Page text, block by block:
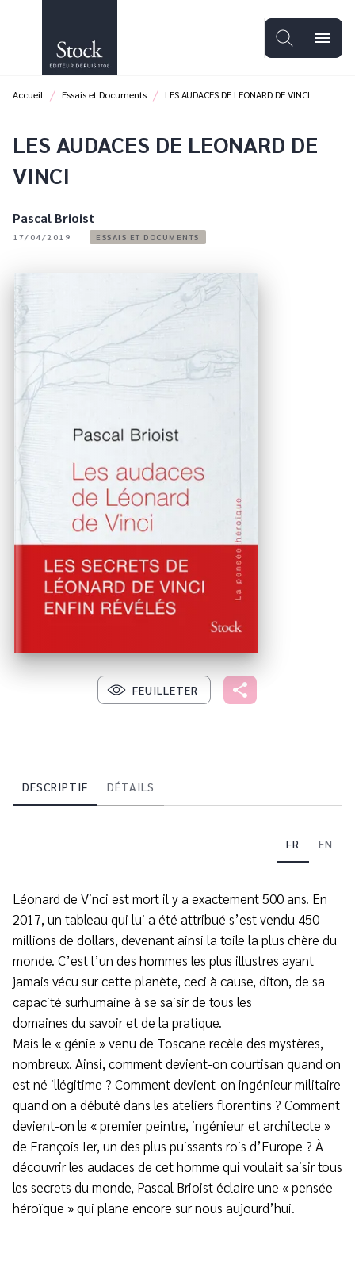
PIED DE PAGE
menu
Accueil / Essais et Documents / LES AUDACES DE LEONARD DE VINCI
LES AUDACES DE LEONARD DE
VINCI
Pascal Brioist
17/04/2019 ESSAIS ET DOCUMENTS
FEUILLETER
DESCRIPTIF DÉTAILS
FR EN
Léonard de Vinci est mort il y a exactement 500 ans. En
2017, un tableau qui lui a été attribué s’est vendu 450
millions de dollars, devenant ainsi la toile la plus chère du
monde. C’est l’un des hommes les plus illustres ayant
jamais vécu sur cette planète, ceci à cause, diton, de sa
capacité surhumaine à se saisir de tous les
domaines du savoir et de la pratique.
Mais le « génie » venu de Toscane recèle des mystères,
nombreux. Ainsi, comment devient-on courtisan quand on
est né illégitime ? Comment devient-on ingénieur militaire
quand on a débuté dans les ateliers florentins ? Comment
devient-on le « premier peintre, ingénieur et architecte »
de François Ier, un des plus puissants rois d’Europe ? À
découvrir les audaces de cet homme qui voulait saisir tous
les secrets du monde, Pascal Brioist éclaire une « pensée
héroïque » qui plane encore sur nous aujourd’hui.